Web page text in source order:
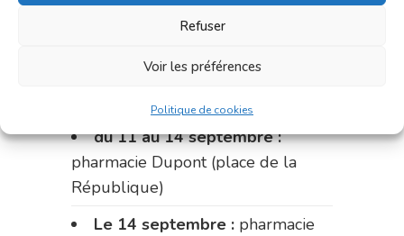
Refuser
Voir les préférences
Politique de cookies
Fouillade)
pharmacie Carnus (rue Marcellin-
du 11 au 14 septembre :
pharmacie Dupont (place de la
République)
Le 14 septembre : pharmacie